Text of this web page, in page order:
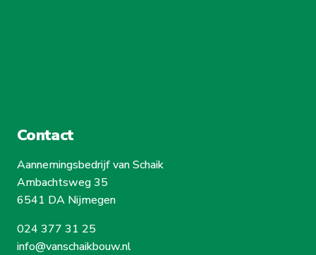
Contact
Aannemingsbedrijf van Schaik
Ambachtsweg 35
6541 DA Nijmegen
024 377 31 25
info@vanschaikbouw.nl